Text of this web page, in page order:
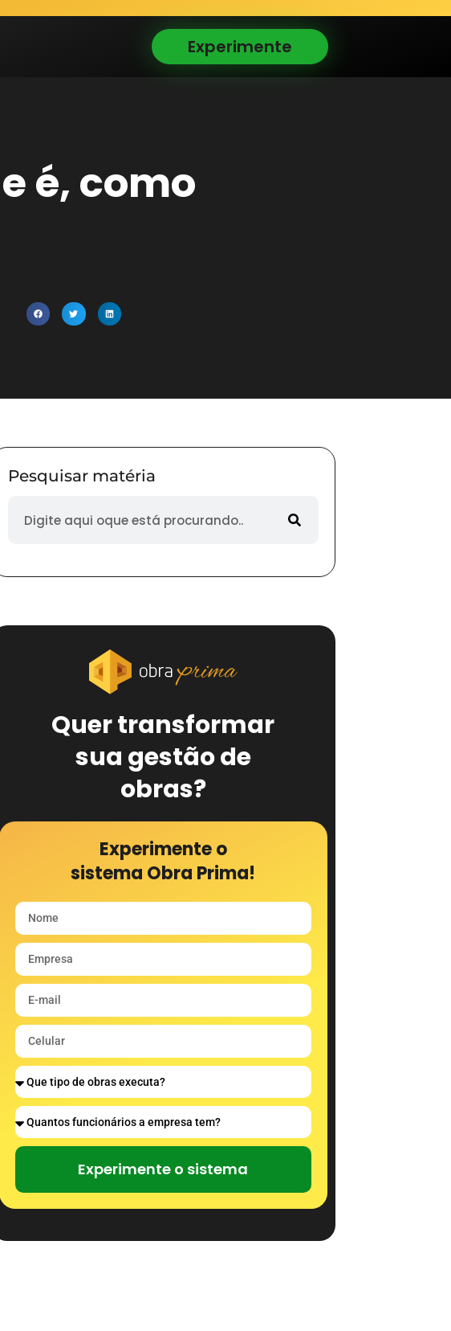
Experimente
é, como
Pesquisar matéria
Quer transformar
sua gestão de
obras?
Experimente o
sistema Obra Prima!
Experimente o sistema